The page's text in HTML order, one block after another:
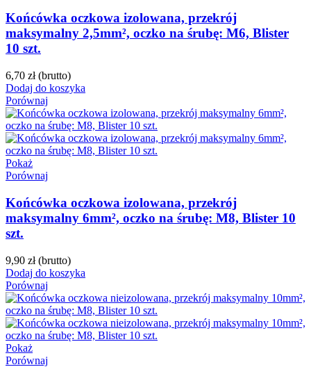
Końcówka oczkowa izolowana, przekrój
maksymalny 2,5mm², oczko na śrubę: M6, Blister
10 szt.
6,70 zł (brutto)
Dodaj do koszyka
Porównaj
Pokaż
Porównaj
Końcówka oczkowa izolowana, przekrój
maksymalny 6mm², oczko na śrubę: M8, Blister 10
szt.
9,90 zł (brutto)
Dodaj do koszyka
Porównaj
Pokaż
Porównaj